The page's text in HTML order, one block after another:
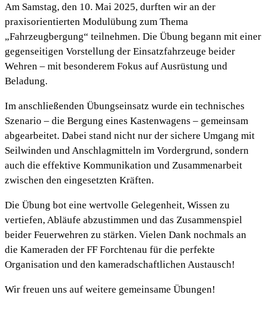
Am Samstag, den 10. Mai 2025, durften wir an der
praxisorientierten Modulübung zum Thema
„Fahrzeugbergung“ teilnehmen. Die Übung begann mit einer
gegenseitigen Vorstellung der Einsatzfahrzeuge beider
Wehren – mit besonderem Fokus auf Ausrüstung und
Beladung.
Im anschließenden Übungseinsatz wurde ein technisches
Szenario – die Bergung eines Kastenwagens – gemeinsam
abgearbeitet. Dabei stand nicht nur der sichere Umgang mit
Seilwinden und Anschlagmitteln im Vordergrund, sondern
auch die effektive Kommunikation und Zusammenarbeit
zwischen den eingesetzten Kräften.
Die Übung bot eine wertvolle Gelegenheit, Wissen zu
vertiefen, Abläufe abzustimmen und das Zusammenspiel
beider Feuerwehren zu stärken. Vielen Dank nochmals an
die Kameraden der FF Forchtenau für die perfekte
Organisation und den kameradschaftlichen Austausch!
Wir freuen uns auf weitere gemeinsame Übungen!